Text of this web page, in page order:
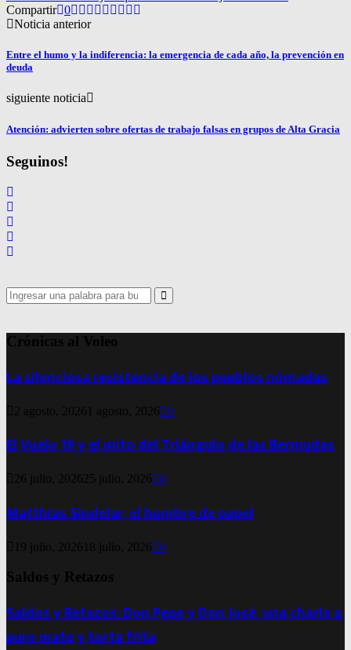
Compartir 0
Noticia anterior
Entre el humo y la indiferencia: la emergencia de cada año, la prevención en
deuda
siguiente noticia
Atención: advierten sobre ofertas de trabajo falsas en grupos de Alta Gracia
Seguinos!
Search
for:
Search
Crónicas al Voleo
La silenciosa resistencia de los pueblos nómadas
2 agosto, 2026 1 agosto, 2026 0
El Vuelo 19 y el mito del Triángulo de las Bermudas
26 julio, 2026 25 julio, 2026 0
Matthias Sindelar, el hombre de papel
19 julio, 2026 18 julio, 2026 0
Saldos y Retazos
Saldos y Retazos: Don Pepe y Don José, una charla a
puro mate y torta frita